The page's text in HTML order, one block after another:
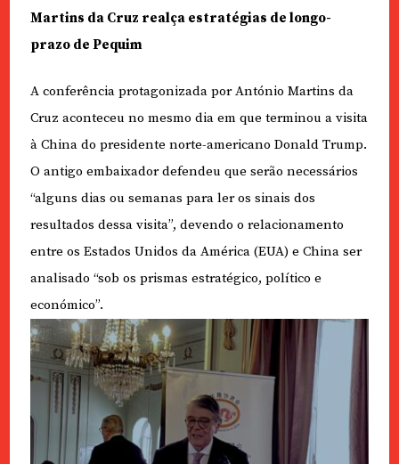
Martins da Cruz realça estratégias de longo-
prazo de Pequim
A conferência protagonizada por António Martins da
Cruz aconteceu no mesmo dia em que terminou a visita
à China do presidente norte-americano Donald Trump.
O antigo embaixador defendeu que serão necessários
“alguns dias ou semanas para ler os sinais dos
resultados dessa visita”, devendo o relacionamento
entre os Estados Unidos da América (EUA) e China ser
analisado “sob os prismas estratégico, político e
económico”.